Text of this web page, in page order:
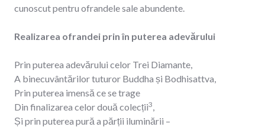
cunoscut pentru ofrandele sale abundente.
Realizarea ofrandei prin în puterea adevărului
Prin puterea adevărului celor Trei Diamante,
A binecuvântărilor tuturor Buddha și Bodhisattva,
Prin puterea imensă ce se trage
Din finalizarea celor două colecții3,
Și prin puterea pură a părții iluminării –